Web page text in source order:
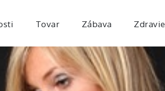
Tovar Zábava Zdravie